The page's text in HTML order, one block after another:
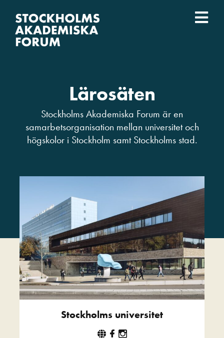
innehållet
Event
Lärosäten
Lärosäten
Stockholms Akademiska Forum är en
samarbetsorganisation mellan universitet och
högskolor i Stockholm samt Stockholms stad.
Stockholms universitet